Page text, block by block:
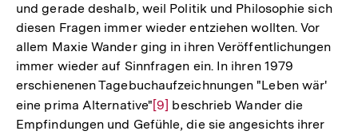
und gerade deshalb, weil Politik und Philosophie sich
diesen Fragen immer wieder entziehen wollten. Vor
allem Maxie Wander ging in ihren Veröffentlichungen
immer wieder auf Sinnfragen ein. In ihren 1979
erschienenen Tagebuchaufzeichnungen "Leben wär'
eine prima Alternative"Zur
Auflösung
[9] beschrieb Wander die
Empfindungen und Gefühle, die sie angesichts ihrer